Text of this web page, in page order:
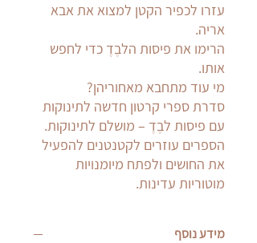
עזרו לכפיר הקטן למצוא את אבא
אריה.
הרימו את פיסות הלבֶדֶ כדי לחפש
אותו.
מי עוד מתחבא מאחוריהן?
סדרת ספרי קרטון חדשה לתינוקות
עם פיסות לבֶדֶ – מושלם לתינוקות.
הספרים עוזרים לקטנטנים להפעיל
את החושים ולפתח מיומנויות
מוטוריות עדינות.
מידע נוסף